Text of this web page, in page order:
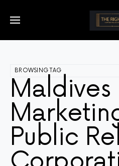
BROWSING TAG
Maldives
Public